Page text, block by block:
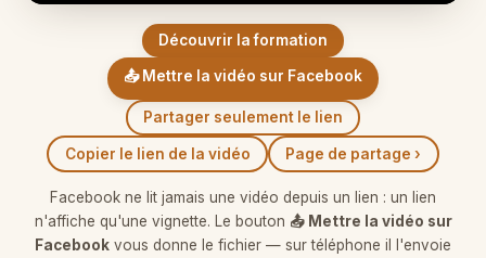
Découvrir la formation
📤 Mettre la vidéo sur Facebook
Partager seulement le lien
Copier le lien de la vidéo Page de partage ›
Facebook ne lit jamais une vidéo depuis un lien : un lien
n'affiche qu'une vignette. Le bouton 📤 Mettre la vidéo sur
Facebook vous donne le fichier — sur téléphone il l'envoie